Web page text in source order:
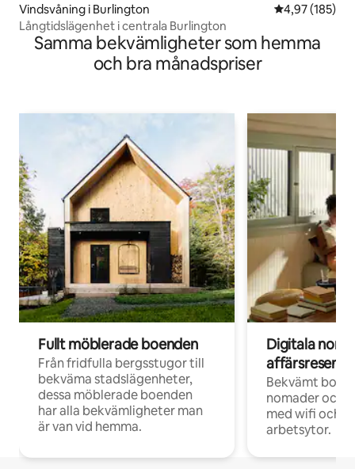
Vindsvåning i Burlington 4,97 av 5 i
4,97 (185)
Långtidslägenhet i centrala Burlington
Samma bekvämligheter som hemma
och bra månadspriser
Fullt möblerade boenden
Från fridfulla bergsstugor till
bekväma stadslägenheter,
dessa möblerade boenden
har alla bekvämligheter man
är van vid hemma.
Digitala
Bekvämt
nomader och
med wifi och
arbetsytor.